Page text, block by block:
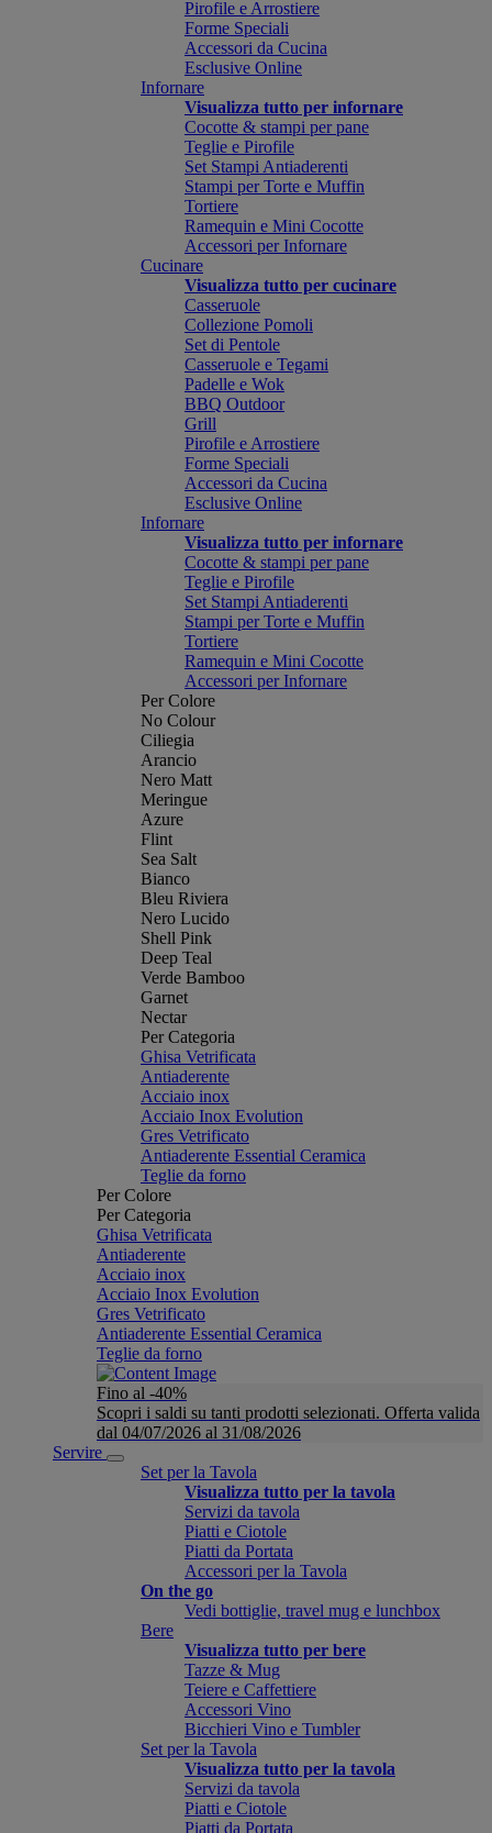
Pirofile e Arrostiere
Forme Speciali
Accessori da Cucina
Esclusive Online
Infornare
Visualizza tutto per infornare
Cocotte & stampi per pane
Teglie e Pirofile
Set Stampi Antiaderenti
Stampi per Torte e Muffin
Tortiere
Ramequin e Mini Cocotte
Accessori per Infornare
Cucinare
Visualizza tutto per cucinare
Casseruole
Collezione Pomoli
Set di Pentole
Casseruole e Tegami
Padelle e Wok
BBQ Outdoor
Grill
Pirofile e Arrostiere
Forme Speciali
Accessori da Cucina
Esclusive Online
Infornare
Visualizza tutto per infornare
Cocotte & stampi per pane
Teglie e Pirofile
Set Stampi Antiaderenti
Stampi per Torte e Muffin
Tortiere
Ramequin e Mini Cocotte
Accessori per Infornare
Per Colore
No Colour
Ciliegia
Arancio
Nero Matt
Meringue
Azure
Flint
Sea Salt
Bianco
Bleu Riviera
Nero Lucido
Shell Pink
Deep Teal
Verde Bamboo
Garnet
Nectar
Per Categoria
Ghisa Vetrificata
Antiaderente
Acciaio inox
Acciaio Inox Evolution
Gres Vetrificato
Antiaderente Essential Ceramica
Teglie da forno
Per Colore
Per Categoria
Ghisa Vetrificata
Antiaderente
Acciaio inox
Acciaio Inox Evolution
Gres Vetrificato
Antiaderente Essential Ceramica
Teglie da forno
Fino al -40%
Scopri i saldi su tanti prodotti selezionati. Offerta valida
dal 04/07/2026 al 31/08/2026
Servire
Set per la Tavola
Visualizza tutto per la tavola
Servizi da tavola
Piatti e Ciotole
Piatti da Portata
Accessori per la Tavola
On the go
Vedi bottiglie, travel mug e lunchbox
Bere
Visualizza tutto per bere
Tazze & Mug
Teiere e Caffettiere
Accessori Vino
Bicchieri Vino e Tumbler
Set per la Tavola
Visualizza tutto per la tavola
Servizi da tavola
Piatti e Ciotole
Piatti da Portata